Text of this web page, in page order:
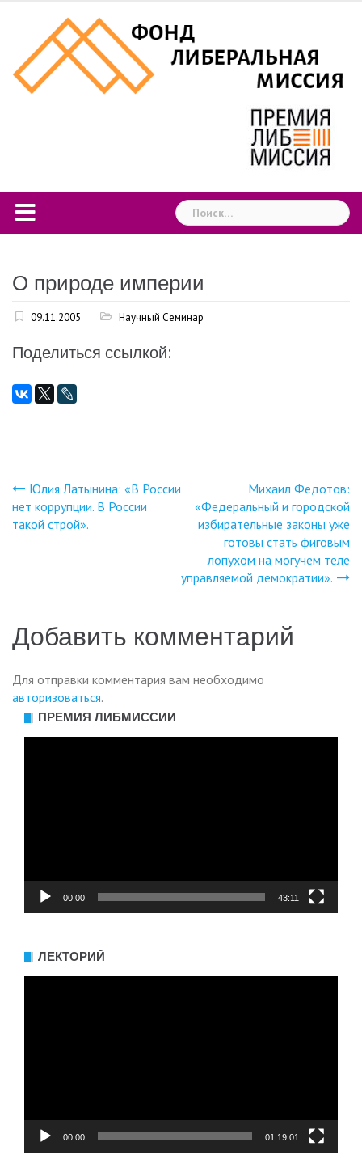
content
Найти:
О природе империи
09.11.2005 Научный Семинар
Поделиться ссылкой:
Навигация
Юлия Латынина: «В России
нет коррупции. В России
такой строй».
Михаил Федотов:
«Федеральный и городской
избирательные законы уже
готовы стать фиговым
лопухом на могучем теле
управляемой демократии».
Добавить комментарий
Для отправки комментария вам необходимо
авторизоваться.
ПРЕМИЯ ЛИБМИССИИ
00:00 43:11
ЛЕКТОРИЙ
00:00 01:19:01